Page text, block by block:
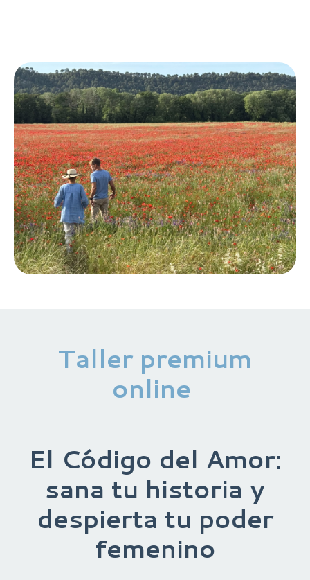
Taller premium
online
El Código del Amor:
sana tu historia y
despierta tu poder
femenino